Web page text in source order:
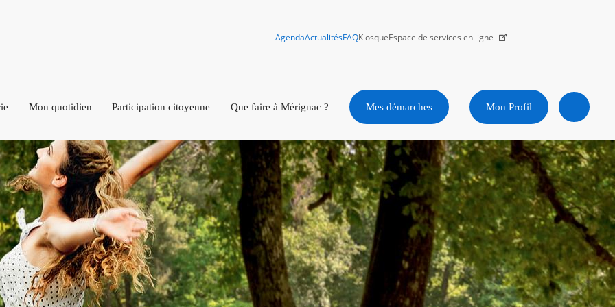
AgendaActualitésFAQKiosqueEspace de services en ligne
Mon quotidien Participation citoyenne Que faire à Mérignac ? Mes démarches Mon Profil
Ouvrir
la